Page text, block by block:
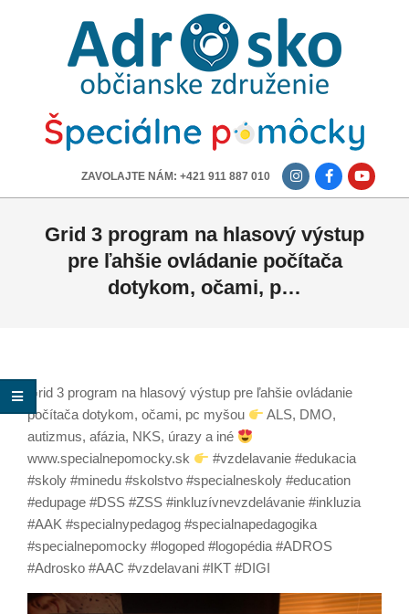
ADROSKO
OBČIANSKE
ZDRUŽENIE
ZAVOLAJTE NÁM: +421 911 887 010
Grid 3 program na hlasový výstup
pre ľahšie ovládanie počítača
dotykom, očami, p…
Grid 3 program na hlasový výstup pre ľahšie ovládanie
počítača dotykom, očami, pc myšou
ALS, DMO,
autizmus, afázia, NKS, úrazy a iné
www.specialnepomocky.sk
#vzdelavanie #edukacia
#skoly #minedu #skolstvo #specialneskoly #education
#edupage #DSS #ZSS #inkluzívnevzdelávanie #inkluzia
#AAK #specialnypedagog #specialnapedagogika
#specialnepomocky #logoped #logopédia #ADROS
#Adrosko #AAC #vzdelavani #IKT #DIGI